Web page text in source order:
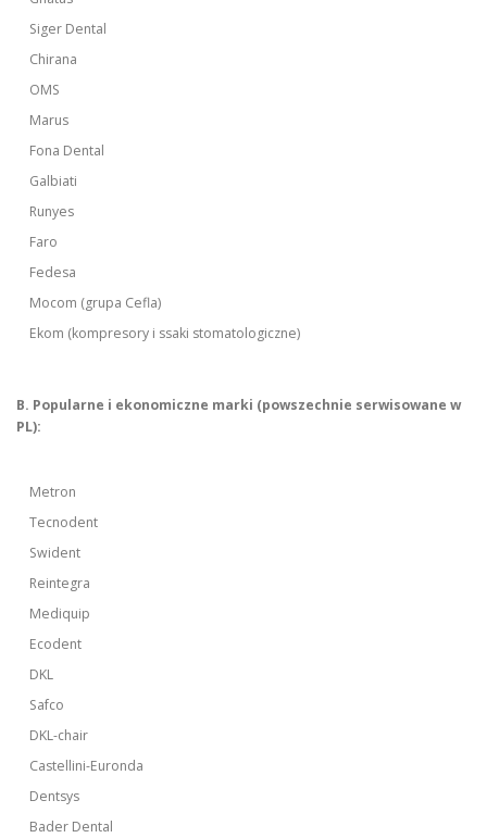
Siger Dental
Chirana
OMS
Marus
Fona Dental
Galbiati
Runyes
Faro
Fedesa
Mocom (grupa Cefla)
Ekom (kompresory i ssaki stomatologiczne)
B. Popularne i ekonomiczne marki (powszechnie serwisowane w
PL):
Metron
Tecnodent
Swident
Reintegra
Mediquip
Ecodent
DKL
Safco
DKL-chair
Castellini-Euronda
Dentsys
Bader Dental